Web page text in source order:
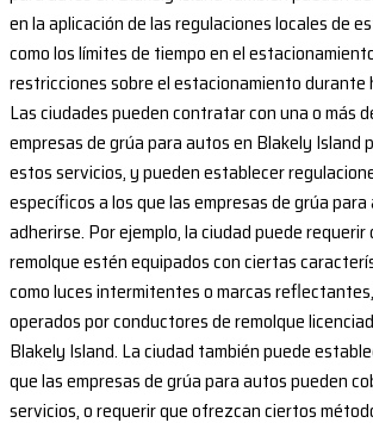
en la aplicación de las regulaciones locales de
como los límites de tiempo en el
restricciones sobre el estacionamiento durante
Las ciudades pueden contratar con una o más
empresas de grúa para autos en Blakely Island
estos servicios, y pueden establecer
específicos a los que las empresas de grúa
adherirse. Por ejemplo, la ciudad puede requerir
remolque estén equipados con ciertas
como luces intermitentes o marcas
operados por conductores de remolque
Blakely Island. La ciudad también puede
que las empresas de grúa para autos pueden
servicios, o requerir que ofrezcan ciertos